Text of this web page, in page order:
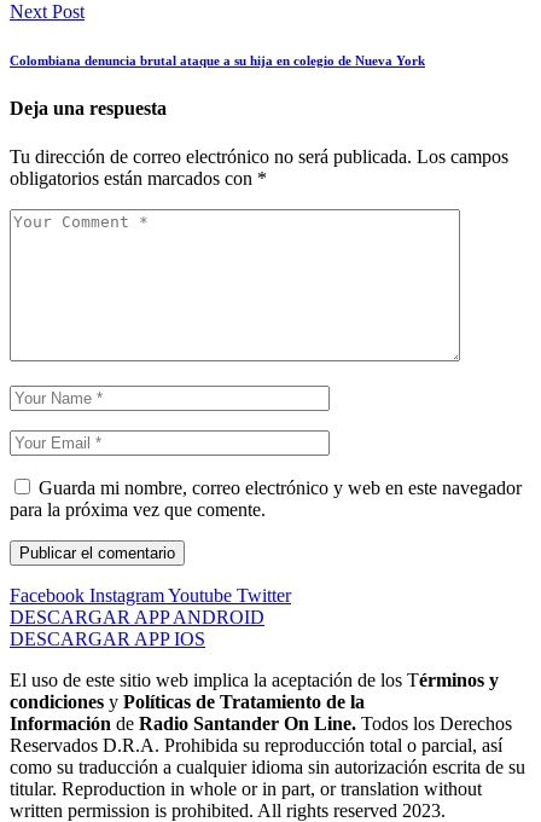
Next Post
Colombiana denuncia brutal ataque a su hija en colegio de Nueva York
Deja una respuesta
Tu dirección de correo electrónico no será publicada. Los campos
obligatorios están marcados con *
Guarda mi nombre, correo electrónico y web en este navegador
para la próxima vez que comente.
Facebook InstagramYoutube Twitter
DESCARGAR APP ANDROID
DESCARGAR APP IOS
El uso de este sitio web implica la aceptación de los Términos y
condiciones y Políticas de Tratamiento de la
Información de Radio Santander On Line. Todos los Derechos
Reservados D.R.A. Prohibida su reproducción total o parcial, así
como su traducción a cualquier idioma sin autorización escrita de su
titular. Reproduction in whole or in part, or translation without
written permission is prohibited. All rights reserved 2023.